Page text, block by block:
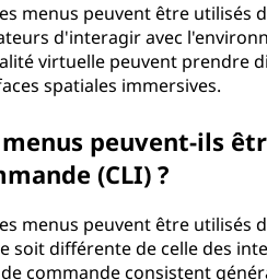
menus peuvent être utilisés
d'interagir avec
virtuelle peuvent prendre
spatiales immersives.
menus peuvent-ils
(CLI) ?
menus peuvent être utilisés
soit différente de celle des
commande consistent